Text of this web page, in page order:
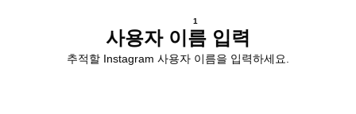
1
사용자 이름 입력
추적할 Instagram 사용자 이름을 입력하세요.